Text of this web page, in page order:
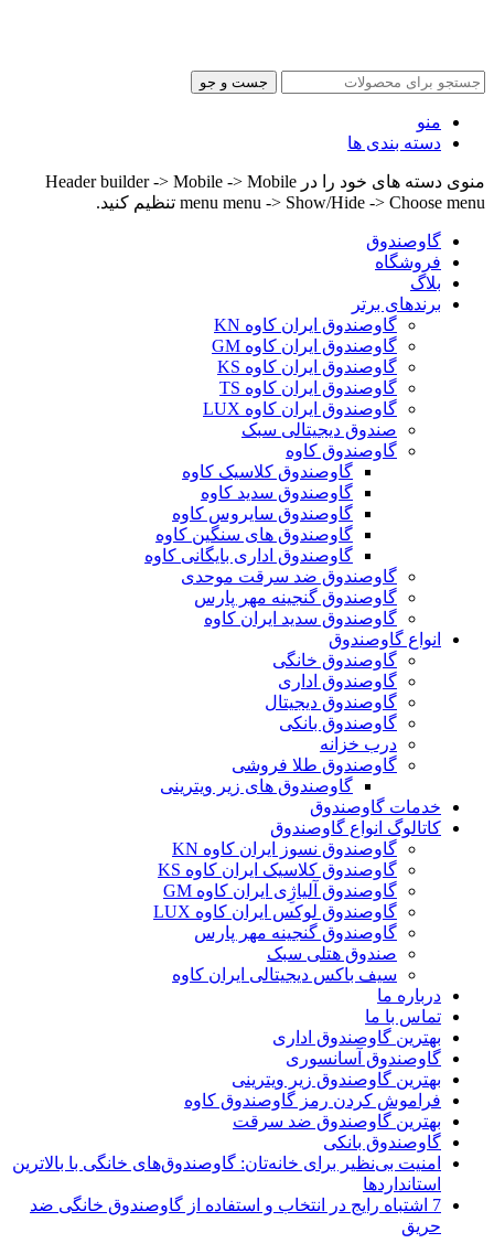
جست و جو
منو
دسته بندی ها
منوی دسته های خود را در Header builder -> Mobile -> Mobile
menu menu -> Show/Hide -> Choose menu تنظیم کنید.
گاوصندوق
فروشگاه
بلاگ
برندهای برتر
گاوصندوق ایران کاوه KN
گاوصندوق ایران کاوه GM
گاوصندوق ایران کاوه KS
گاوصندوق ایران کاوه TS
گاوصندوق ایران کاوه LUX
صندوق دیجیتالی سبک
گاوصندوق کاوه
گاوصندوق کلاسیک کاوه
گاوصندوق سدید کاوه
گاوصندوق سایروس کاوه
گاوصندوق های سنگین کاوه
گاوصندوق اداری بایگانی کاوه
گاوصندوق ضد سرقت موحدی
گاوصندوق گنجینه مهر پارس
گاوصندوق سدید ایران کاوه
انواع گاوصندوق
گاوصندوق خانگی
گاوصندوق اداری
گاوصندوق دیجیتال
گاوصندوق بانکی
درب خزانه
گاوصندوق طلا فروشی
گاوصندوق های زیر ویترینی
خدمات گاوصندوق
کاتالوگ انواع گاوصندوق
گاوصندوق نسوز ایران کاوه KN
گاوصندوق کلاسیک ایران کاوه KS
گاوصندوق آلیاژِی ایران کاوه GM
گاوصندوق لوکس ایران کاوه LUX
گاوصندوق گنجینه مهر پارس
صندوق هتلی سبک
سیف باکس دیجیتالی ایران کاوه
درباره ما
تماس با ما
بهترین گاوصندوق اداری
گاوصندوق آسانسوری
بهترین گاوصندوق زیر ویترینی
فراموش کردن رمز گاوصندوق کاوه
بهترین گاوصندوق ضد سرقت
گاوصندوق بانکی
امنیت بی‌نظیر برای خانه‌تان: گاوصندوق‌های خانگی با بالاترین
استانداردها
7 اشتباه رایج در انتخاب و استفاده از گاوصندوق خانگی ضد
حریق